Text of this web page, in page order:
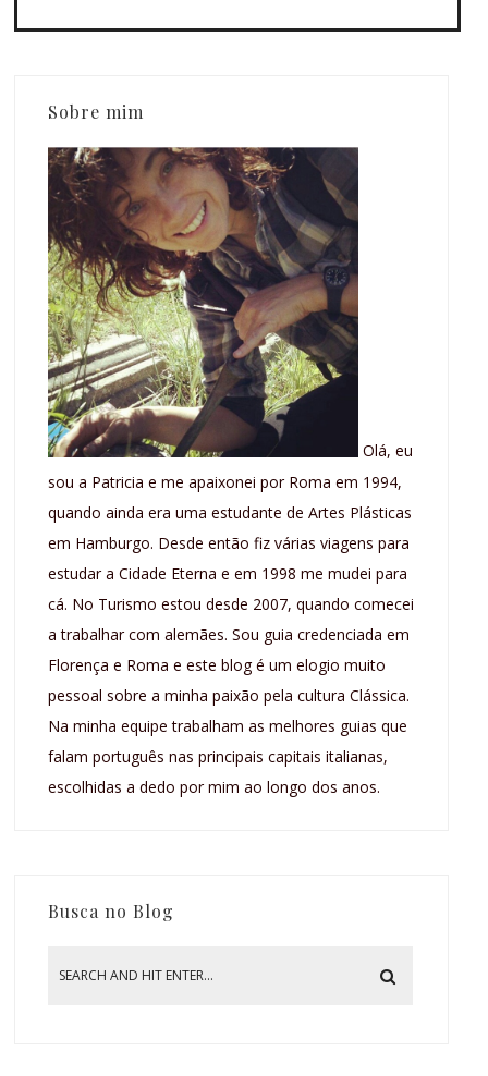
Sobre mim
Olá, eu
sou a Patricia e me apaixonei por Roma em 1994,
quando ainda era uma estudante de Artes Plásticas
em Hamburgo. Desde então fiz várias viagens para
estudar a Cidade Eterna e em 1998 me mudei para
cá. No Turismo estou desde 2007, quando comecei
a trabalhar com alemães. Sou guia credenciada em
Florença e Roma e este blog é um elogio muito
pessoal sobre a minha paixão pela cultura Clássica.
Na minha equipe trabalham as melhores guias que
falam português nas principais capitais italianas,
escolhidas a dedo por mim ao longo dos anos.
Busca no Blog